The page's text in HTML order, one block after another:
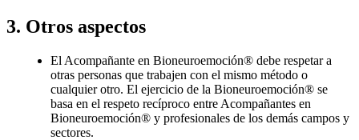
3. Otros aspectos
El Acompañante en Bioneuroemoción® debe respetar a
otras personas que trabajen con el mismo método o
cualquier otro. El ejercicio de la Bioneuroemoción® se
basa en el respeto recíproco entre Acompañantes en
Bioneuroemoción® y profesionales de los demás campos y
sectores.